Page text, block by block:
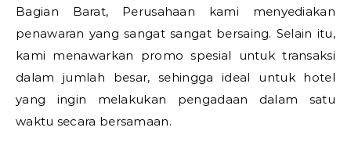
Bagian Barat, Perusahaan kami menyediakan
penawaran yang sangat sangat bersaing. Selain itu,
kami menawarkan promo spesial untuk transaksi
dalam jumlah besar, sehingga ideal untuk hotel
yang ingin melakukan pengadaan dalam satu
waktu secara bersamaan.